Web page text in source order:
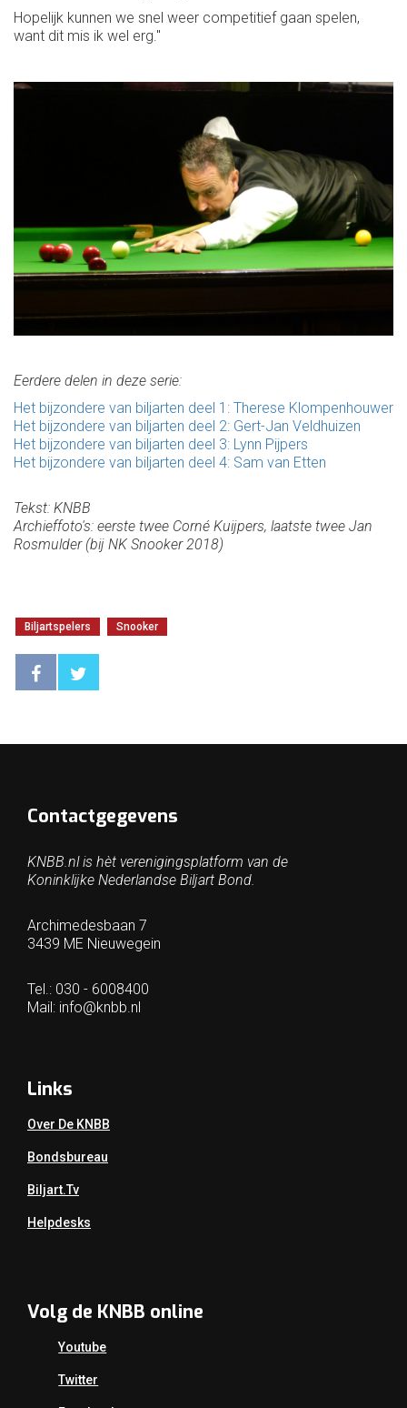
Hopelijk kunnen we snel weer competitief gaan spelen,
want dit mis ik wel erg."
Eerdere delen in deze serie:
Het bijzondere van biljarten deel 1: Therese Klompenhouwer
Het bijzondere van biljarten deel 2: Gert-Jan Veldhuizen
Het bijzondere van biljarten deel 3: Lynn Pijpers
Het bijzondere van biljarten deel 4: Sam van Etten
Tekst: KNBB
Archieffoto's: eerste twee Corné Kuijpers, laatste twee Jan
Rosmulder (bij NK Snooker 2018)
Biljartspelers Snooker
Contactgegevens
KNBB.nl is hèt verenigingsplatform van de
Koninklijke Nederlandse Biljart Bond.
Archimedesbaan 7
3439 ME Nieuwegein
Tel.: 030 - 6008400
Mail: info@knbb.nl
Links
Over De KNBB
Bondsbureau
Biljart.tv
Helpdesks
Volg de KNBB online
Youtube
Twitter